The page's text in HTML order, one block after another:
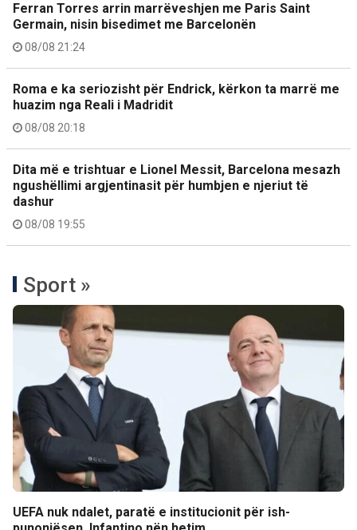
Ferran Torres arrin marrëveshjen me Paris Saint
Germain, nisin bisedimet me Barcelonën
08/08 21:24
Roma e ka seriozisht për Endrick, kërkon ta marrë me
huazim nga Reali i Madridit
08/08 20:18
Dita më e trishtuar e Lionel Messit, Barcelona mesazh
ngushëllimi argjentinasit për humbjen e njeriut të
dashur
08/08 19:55
Sport »
UEFA nuk ndalet, paratë e institucionit për ish-